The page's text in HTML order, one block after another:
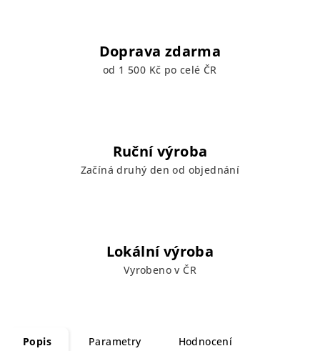
Doprava zdarma
od 1 500 Kč po celé ČR
Ruční výroba
Začíná druhý den od objednání
Lokální výroba
Vyrobeno v ČR
Popis Parametry Hodnocení